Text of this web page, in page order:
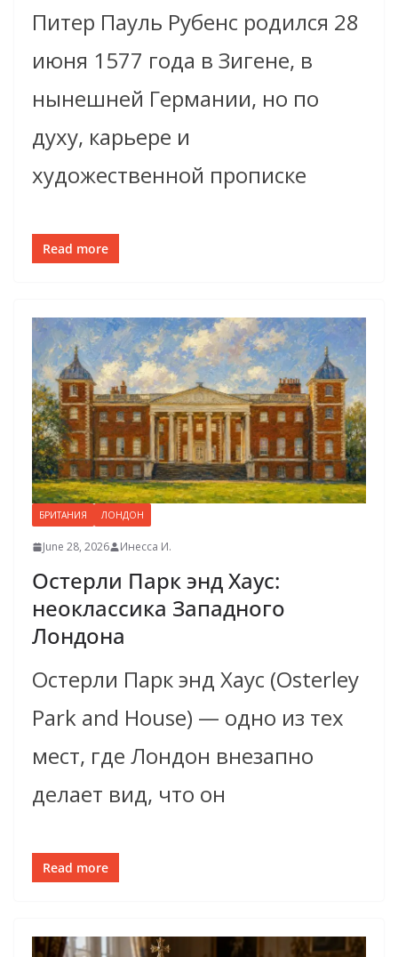
Питер Пауль Рубенс родился 28
июня 1577 года в Зигене, в
нынешней Германии, но по
духу, карьере и
художественной прописке
Read more
БРИТАНИЯ ЛОНДОН
June 28, 2026 Инесса И.
Остерли Парк энд Хаус:
неоклассика Западного
Лондона
Остерли Парк энд Хаус (Osterley
Park and House) — одно из тех
мест, где Лондон внезапно
делает вид, что он
Read more